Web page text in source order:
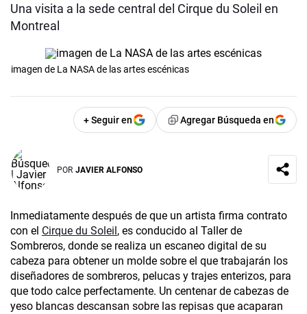
Una visita a la sede central del Cirque du Soleil en
Montreal
imagen de La NASA de las artes escénicas
+ Seguir en Agregar Búsqueda en
POR JAVIER ALFONSO
Inmediatamente después de que un artista firma contrato
con el Cirque du Soleil, es conducido al Taller de
Sombreros, donde se realiza un escaneo digital de su
cabeza para obtener un molde sobre el que trabajarán los
diseñadores de sombreros, pelucas y trajes enterizos, para
que todo calce perfectamente. Un centenar de cabezas de
yeso blancas descansan sobre las repisas que acaparan